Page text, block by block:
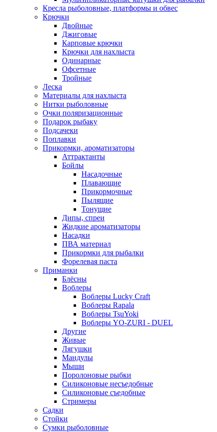
Кресла рыболовные, платформы и обвес
Крючки
Двойные
Джиговые
Карповые крючки
Крючки для нахлыста
Одинарные
Офсетные
Тройные
Леска
Материалы для нахлыста
Нитки рыболовные
Очки поляризационные
Подарок рыбаку
Подсачеки
Поплавки
Прикормки, ароматизаторы
Аттрактанты
Бойлы
Насадочные
Плавающие
Прикормочные
Пылящие
Тонущие
Дипы, спреи
Жидкие ароматизаторы
Насадки
ПВА материал
Прикормки для рыбалки
Форелевая паста
Приманки
Блёсны
Воблеры
Воблеры Lucky Craft
Воблеры Rapala
Воблеры TsuYoki
Воблеры YO-ZURI - DUEL
Другие
Живые
Лягушки
Мандулы
Мыши
Поролоновые рыбки
Силиконовые несъедобные
Силиконовые съедобные
Стримеры
Садки
Стойки
Сумки рыболовные